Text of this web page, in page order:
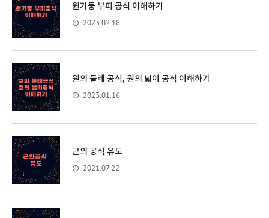
원기둥 부피 공식 이해하기
2023.02.18
원의 둘레 공식, 원의 넓이 공식 이해하기
2023.01.16
근의 공식 유도
2021.07.22